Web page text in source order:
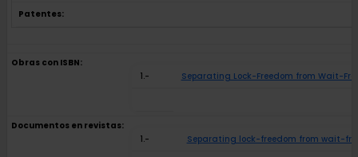
Patentes:
Obras con ISBN:
1.-
Separating Lock-Freedom from Wait-
Documentos en revistas:
1.-
Separating lock-freedom from wait-